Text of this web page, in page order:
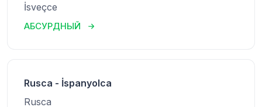
İsveçce
АБСУРДНЫЙ
Rusca - İspanyolca
Rusca